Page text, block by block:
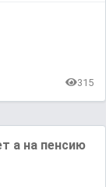
315
а на пенсию